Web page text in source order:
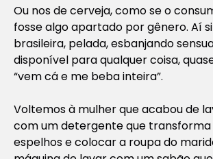
Ou nos de cerveja, como se o
fosse algo apartado por gênero. Aí
brasileira, pelada, esbanjando
disponível para qualquer coisa,
“vem cá e me beba inteira”.
Voltemos à mulher que acabou de
com um detergente que
espelhos e colocar a roupa do